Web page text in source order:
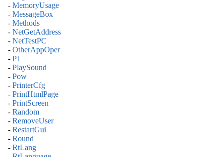
- MemoryUsage
- MessageBox
- Methods
- NetGetAddress
- NetTestPC
- OtherAppOper
- PI
- PlaySound
- Pow
- PrinterCfg
- PrintHtmlPage
- PrintScreen
- Random
- RemoveUser
- RestartGui
- Round
- RtLang